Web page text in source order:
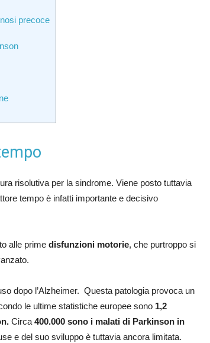
precoce
risolutiva per la sindrome. Viene posto tuttavia
tempo è infatti importante e decisivo
alle prime disfunzioni motorie, che purtroppo si
dopo l’Alzheimer. Questa patologia provoca un
le ultime statistiche europee sono 1,2
Circa 400.000 sono i malati di Parkinson in
e del suo sviluppo è tuttavia ancora limitata.